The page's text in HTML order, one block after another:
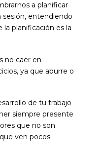
a planificar
sesión, entendiendo
la planificación es la
no caer en
ya que aburre o
de tu trabajo
siempre presente
que no son
ven pocos